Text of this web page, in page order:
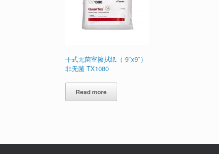
干式无菌室擦拭纸（ 9″x9″）
非无菌 TX1080
Read more